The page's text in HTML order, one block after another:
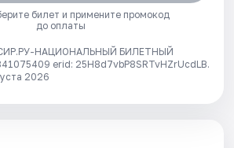
билет и примените промокод
до оплаты
НАЦИОНАЛЬНЫЙ БИЛЕТНЫЙ
erid: 25H8d7vbP8SRTvHZrUcdLB.
2026